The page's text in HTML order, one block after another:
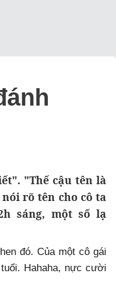
"Thế cậu tên là
rõ tên cho cô ta
sáng, một số lạ
đó. Của một cô gái
Hahaha, nực cười